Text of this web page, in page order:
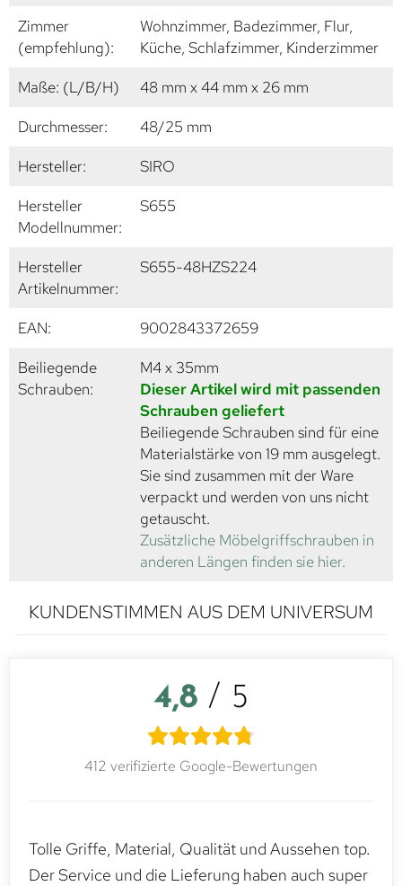
Zimmer
(empfehlung):
Wohnzimmer, Badezimmer, Flur,
Küche, Schlafzimmer, Kinderzimmer
Maße: (L/B/H)
48 mm x 44 mm x 26 mm
Durchmesser:
48/25 mm
Hersteller:
SIRO
Hersteller
Modellnummer:
S655
Hersteller
Artikelnummer:
S655-48HZS224
EAN:
9002843372659
Beiliegende
Schrauben:
M4 x 35mm
Dieser Artikel wird mit passenden
Schrauben geliefert
Beiliegende Schrauben sind für eine
Materialstärke von 19 mm ausgelegt.
Sie sind zusammen mit der Ware
verpackt und werden von uns nicht
getauscht.
Zusätzliche Möbelgriffschrauben in
anderen Längen finden sie hier.
KUNDENSTIMMEN AUS DEM UNIVERSUM
4,8 / 5
412 verifizierte Google-Bewertungen
Tolle Griffe, Material, Qualität und Aussehen top.
Der Service und die Lieferung haben auch super